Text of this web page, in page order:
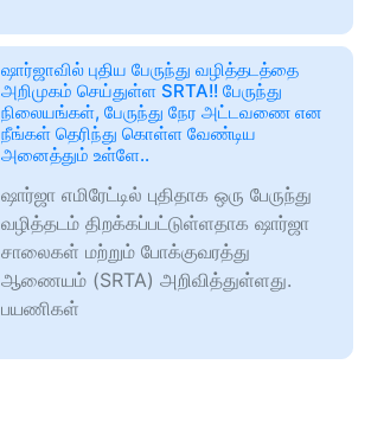
ஷார்ஜாவில் புதிய பேருந்து வழித்தடத்தை
அறிமுகம் செய்துள்ள SRTA!! பேருந்து
நிலையங்கள், பேருந்து நேர அட்டவணை என
நீங்கள் தெரிந்து கொள்ள வேண்டிய
அனைத்தும் உள்ளே..
ஷார்ஜா எமிரேட்டில் புதிதாக ஒரு பேருந்து
வழித்தடம் திறக்கப்பட்டுள்ளதாக ஷார்ஜா
சாலைகள் மற்றும் போக்குவரத்து
ஆணையம் (SRTA) அறிவித்துள்ளது.
பயணிகள்